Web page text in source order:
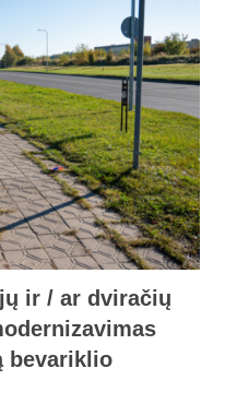
ir / ar dviračių
bevariklio